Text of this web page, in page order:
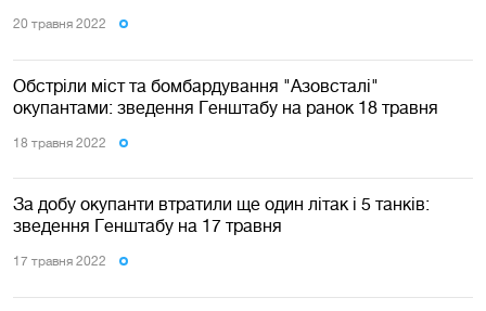
20 травня 2022
Обстріли міст та бомбардування "Азовсталі"
окупантами: зведення Генштабу на ранок 18 травня
18 травня 2022
За добу окупанти втратили ще один літак і 5 танків:
зведення Генштабу на 17 травня
17 травня 2022